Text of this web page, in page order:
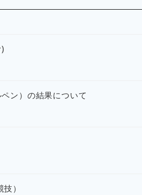
ン）の結果について
）